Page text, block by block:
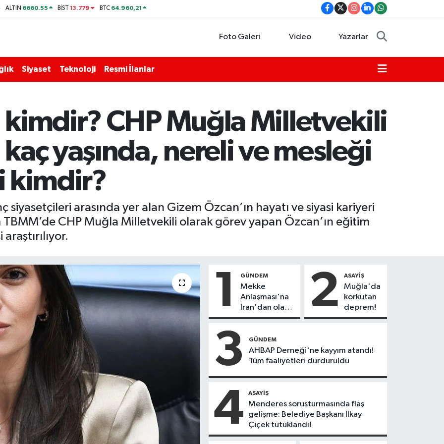
ALTIN 6660.55 BİST13.779 BTC 64.960,21
Foto Galeri Video Yazarlar
Siyaset Teknoloji Resmi İlanlar
kimdir? CHP Muğla Milletvekili
yaşında, nereli ve mesleği
kimdir?
siyasetçileri arasında yer alan Gizem Özcan’ın hayatı ve siyasi kariyeri
CHP Muğla Milletvekili olarak görev yapan Özcan’ın eğitim
1 GÜNDEM
Mekke
Anlaşması'na
İran'dan olay
tepki:
düzeltin"
2 ASAYIŞ
Muğla'da
korkutan
deprem!
3 GÜNDEM
AHBAP Derneği'ne kayyım atandı!
Tüm faaliyetleri durduruldu
4 ASAYIŞ
Menderes soruşturmasında flaş
gelişme: Belediye Başkanı İlkay
Çiçek tutuklandı!